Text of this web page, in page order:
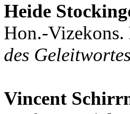
Heide
Hon.-Vizekons.
des Geleitwortes
Vincent